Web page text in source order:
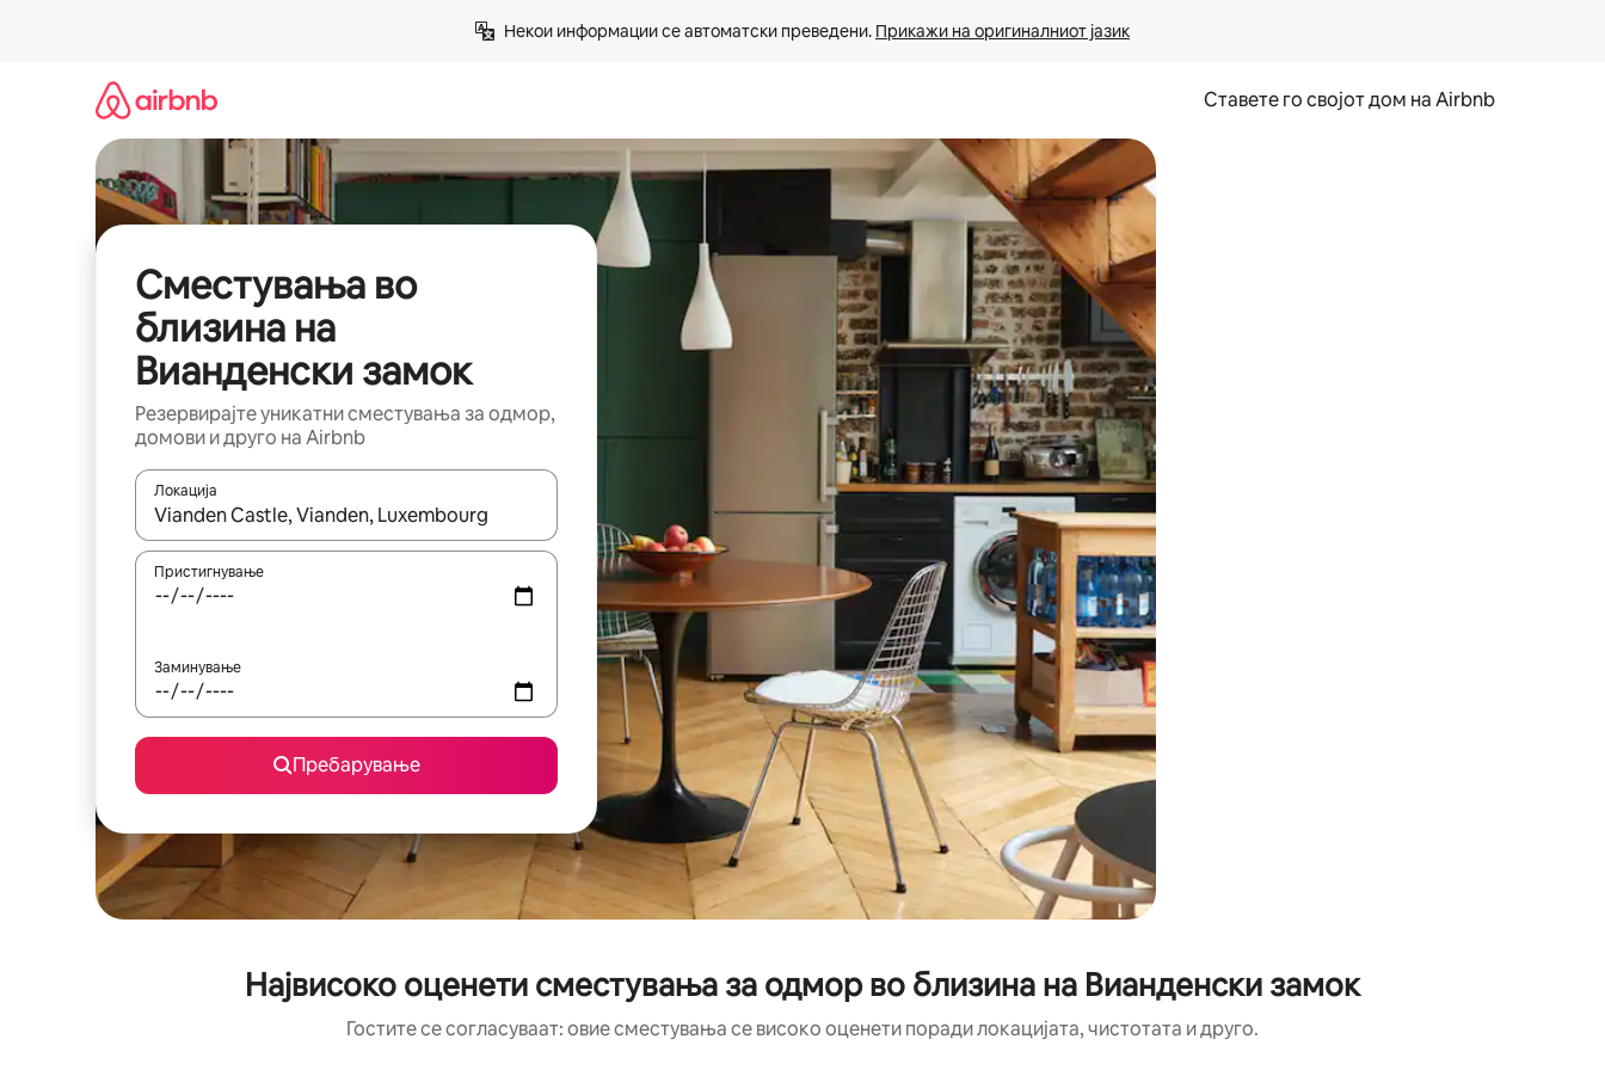
Некои информации се автоматски преведени. Прикажи на оригиналниот јазик
Ставете го својот дом на Airbnb
Сместувања во
близина на
Вианденски замок
Резервирајте уникатни сместувања за одмор,
домови и друго на Airbnb
Локација
Кога резултатите се достапни, движете се со копчињата со стрелки нагоре и надолу или истражувајте со допирање или со лизгање.
Пристигнување
Заминување
Пребарување
Највисоко оценети сместувања за одмор во близина на Вианденски замок
Гостите се согласуваат: овие сместувања се високо оценети поради локацијата, чистотата и друго.